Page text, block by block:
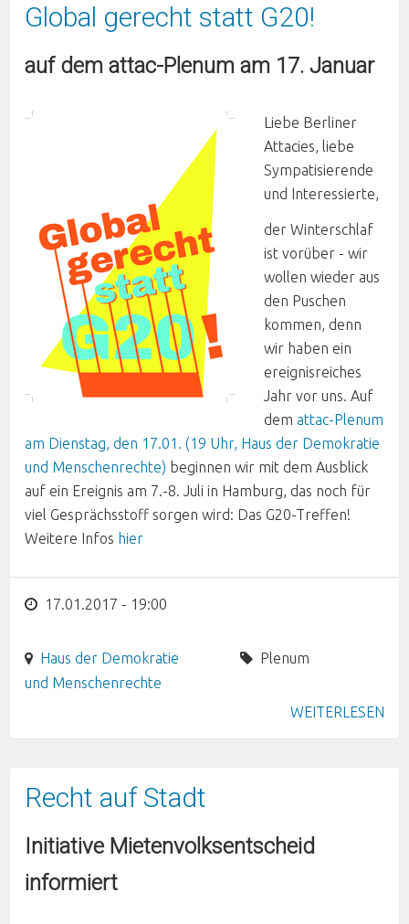
Global gerecht statt G20!
auf dem attac-Plenum am 17. Januar
Liebe Berliner
Attacies, liebe
Sympatisierende
und Interessierte,
der Winterschlaf
ist vorüber - wir
wollen wieder aus
den Puschen
kommen, denn
wir haben ein
ereignisreiches
Jahr vor uns. Auf
dem attac-Plenum
am Dienstag, den 17.01. (19 Uhr, Haus der Demokratie
und Menschenrechte) beginnen wir mit dem Ausblick
auf ein Ereignis am 7.-8. Juli in Hamburg, das noch für
viel Gesprächsstoff sorgen wird: Das G20-Treffen!
Weitere Infos hier
17.01.2017 - 19:00
Haus der Demokratie
und Menschenrechte
Plenum
WEITERLESEN
Recht auf Stadt
Initiative Mietenvolksentscheid
informiert